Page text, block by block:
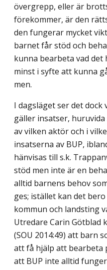
övergrepp, eller är
förekommer, är den
den fungerar mycket
barnet får stöd och
kunna bearbeta vad det
minst i syfte att kunna
men.
I dagsläget ser det
gäller insatser,
av vilken aktör och i
insatserna av BUP,
hänvisas till s.k.
stöd men inte är en
alltid barnens behov
ges; istället kan det
kommun och landsting
Utredare Carin Götblad
(SOU 2014:49) att barn
att få hjälp att bearbeta
att BUP inte alltid